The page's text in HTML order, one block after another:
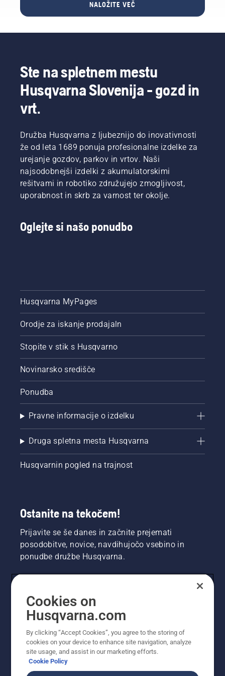
zdrave in
bujne
polnilno
postajo.​
rednega
robotsko
po vsaki
sezoni
odpeljete
prodajalcu
na
profesionalno
čiščenje​
območij.
dobro
rezila in
vijake in
zamenjajte
tudi
lahko
zaradi
NALOŽITE VEČ
Ste na spletnem mestu
Husqvarna Slovenija - gozd in
vrt.
Družba Husqvarna z ljubeznijo do inovativnosti
že od leta 1689 ponuja profesionalne izdelke za
urejanje gozdov, parkov in vrtov. Naši
najsodobnejši izdelki z akumulatorskimi
rešitvami in robotiko združujejo zmogljivost,
uporabnost in skrb za varnost ter okolje.
Oglejte si našo ponudbo
Husqvarna MyPages
Orodje za iskanje prodajaln
Stopite v stik s Husqvarno
Novinarsko središče
Ponudba
Pravne informacije o izdelku
Druga spletna mesta Husqvarna
Husqvarnin pogled na trajnost
Ostanite na tekočem!
Prijavite se še danes in začnite prejemati
posodobitve, novice, navdihujočo vsebino in
ponudbe družbe Husqvarna.
Cookies on
Husqvarna.com
By clicking “Accept Cookies”, you agree to the storing of
cookies on your device to enhance site navigation, analyze
site usage, and assist in our marketing efforts.
Cookie Policy